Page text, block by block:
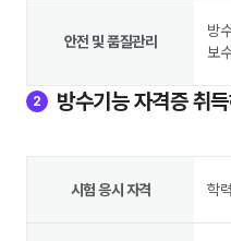
안전 및 품질관리
방
보
2 방수기능 자격증 취
시험 응시 자격 학